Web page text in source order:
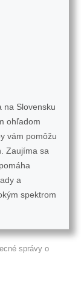
na Slovensku
ohľadom
vám pomôžu
Zaujíma sa
a
spektrom
správy o